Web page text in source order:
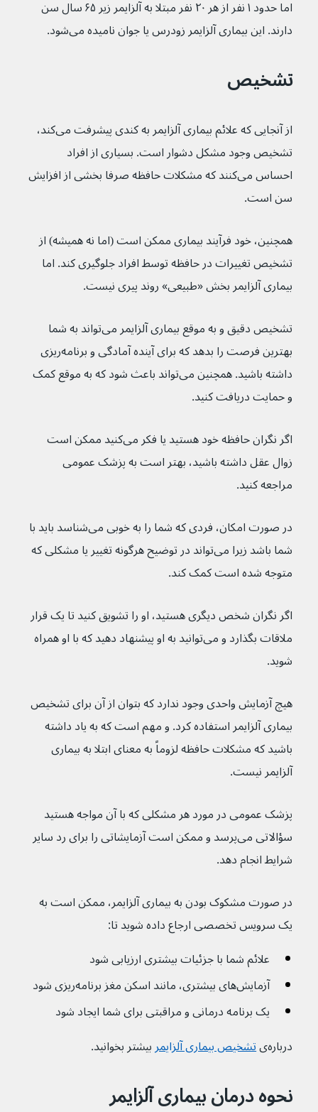
اما حدود ۱ نفر از هر ۲۰ نفر مبتلا به آلزایمر زیر ۶۵ سال سن
دارند. این بیماری آلزایمر زودرس یا جوان نامیده می‌شود.
تشخیص
از آنجایی که علائم بیماری آلزایمر به کندی پیشرفت می‌کند،
تشخیص وجود مشکل دشوار است. بسیاری از افراد
احساس می‌کنند که مشکلات حافظه صرفا بخشی از افزایش
سن است.
همچنین، خود فرآیند بیماری ممکن است (اما نه همیشه) از
تشخیص تغییرات در حافظه توسط افراد جلوگیری کند. اما
بیماری آلزایمر بخش «طبیعی» روند پیری نیست.
تشخیص دقیق و به موقع بیماری آلزایمر می‌تواند به شما
بهترین فرصت را بدهد که برای آینده آمادگی و برنامه‌ریزی
داشته باشید. همچنین می‌تواند باعث شود که به موقع کمک
و حمایت دریافت کنید.
اگر نگران حافظه خود هستید یا فکر می‌کنید ممکن است
زوال عقل داشته باشید، بهتر است به پزشک عمومی
مراجعه کنید.
در صورت امکان، فردی که شما را به خوبی می‌شناسد باید با
شما باشد زیرا می‌تواند در توضیح هرگونه تغییر یا مشکلی که
متوجه شده است کمک کند.
اگر نگران شخص دیگری هستید، او را تشویق کنید تا یک قرار
ملاقات بگذارد و می‌توانید به او پیشنهاد دهید که با او همراه
شوید.
هیچ آزمایش واحدی وجود ندارد که بتوان از آن برای تشخیص
بیماری آلزایمر استفاده کرد. و مهم است که به یاد داشته
باشید که مشکلات حافظه لزوماً به معنای ابتلا به بیماری
آلزایمر نیست.
پزشک عمومی در مورد هر مشکلی که با آن مواجه هستید
سؤالاتی می‌پرسد و ممکن است آزمایشاتی را برای رد سایر
شرایط انجام دهد.
در صورت مشکوک بودن به بیماری آلزایمر، ممکن است به
یک سرویس تخصصی ارجاع داده شوید تا:
علائم شما با جزئیات بیشتری ارزیابی شود
آزمایش‌های بیشتری، مانند اسکن مغز برنامه‌ریزی شود
یک برنامه درمانی و مراقبتی برای شما ایجاد شود
درباره‌ی تشخیص بیماری آلزایمر بیشتر بخوانید.
نحوه درمان بیماری آلزایمر